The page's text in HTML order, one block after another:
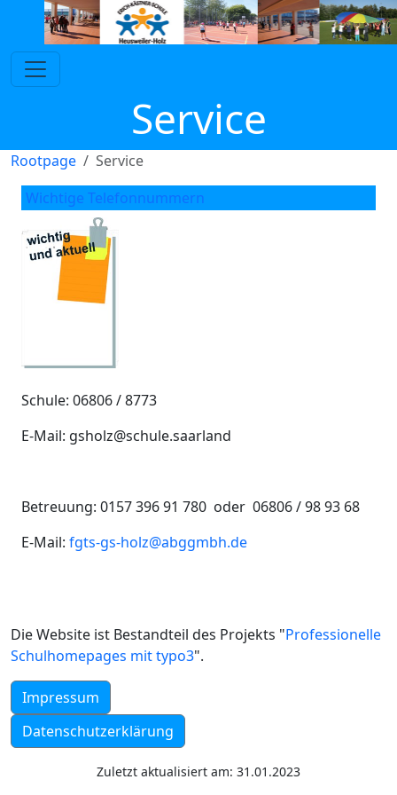
Service
Rootpage
Service
Wichtige Telefonnummern
Schule: 06806 / 8773
E-Mail: gsholz@schule.saarland
Betreuung: 0157 396 91 780 oder 06806 / 98 93 68
E-Mail: fgts-gs-holz@abggmbh.de
Die Website ist Bestandteil des Projekts "Professionelle
Schulhomepages mit typo3".
Impressum
Datenschutzerklärung
Zuletzt aktualisiert am: 31.01.2023